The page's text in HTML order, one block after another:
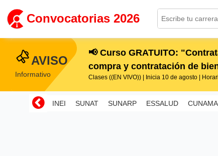
Convocatorias 2026
AVISO
Informativo
📢 Curso GRATUITO:
compra y contratación de
Clases ((EN VIVO)) | Inicia 10 de agosto |
INEI SUNAT SUNARP ESSALUD